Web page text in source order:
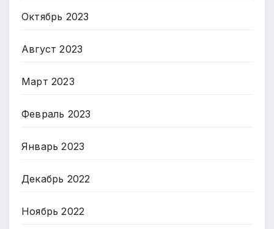
Октябрь 2023
Август 2023
Март 2023
Февраль 2023
Январь 2023
Декабрь 2022
Ноябрь 2022